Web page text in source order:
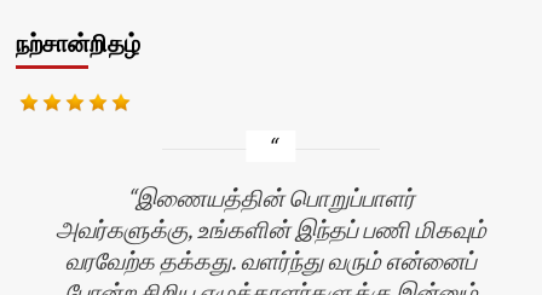
நற்சான்றிதழ்
இணையத்தின் பொறுப்பாளர்
அவர்களுக்கு, உங்களின் இந்தப் பணி மிகவும்
வரவேற்க தக்கது. வளர்ந்து வரும் என்னைப்